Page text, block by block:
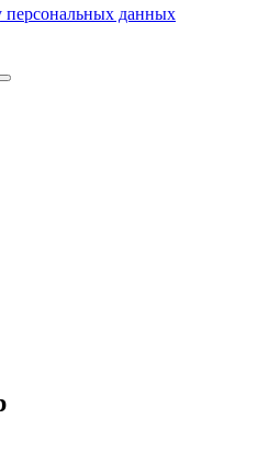
персональных данных